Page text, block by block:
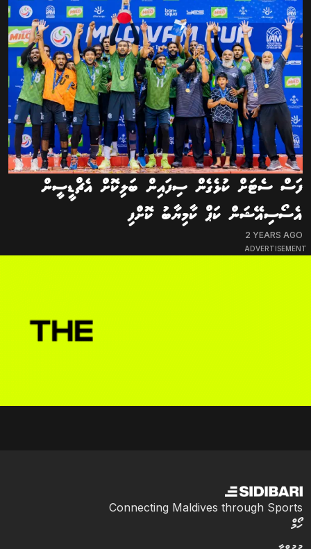
ADVERTISEMENT
ފަސް ސެޓަށް ކުޅެގެން ސިފައިން ބަލިކޮށް އެޗްޑީސީން
އެސޯސިއޭޝަން ކަޕް ކާމިޔާބު ކޮށްފި
2 YEARS AGO
Connecting Maldives through Sports
ހޯމް